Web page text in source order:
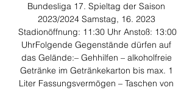
Bundesliga 17. Spieltag der Saison
2023/2024 Samstag, 16. 2023
Stadionöffnung: 11:30 Uhr Anstoß: 13:00
UhrFolgende Gegenstände dürfen auf
das Gelände:– Gehhilfen – alkoholfreie
Getränke im Getränkekarton bis max. 1
Liter Fassungsvermögen – Taschen von